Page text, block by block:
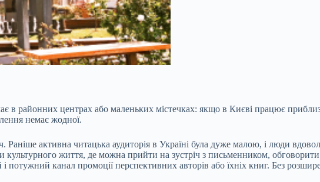
в районних центрах або маленьких містечках: якщо в Києві працює
немає жодної.
активна читацька аудиторія в Україні була дуже малою, і люди
культурного життя, де можна прийти на зустріч з письменником,
канал промоції перспективних авторів або їхніх книг. Без